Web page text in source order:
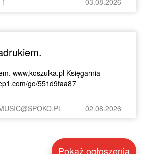
www,koszulka.pl Księgarnia
go/551d9faa87
02.08.2026
Pokaż ogłoszenia